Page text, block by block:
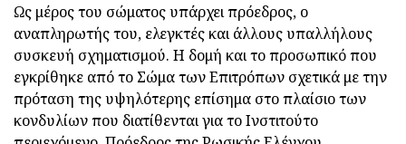
Ως μέρος του σώματος υπάρχει πρόεδρος, ο
αναπληρωτής του, ελεγκτές και άλλους υπαλλήλους
συσκευή σχηματισμού. Η δομή και το προσωπικό που
εγκρίθηκε από το Σώμα των Επιτρόπων σχετικά με την
πρόταση της υψηλότερης επίσημα στο πλαίσιο των
κονδυλίων που διατίθενται για το Ινστιτούτο